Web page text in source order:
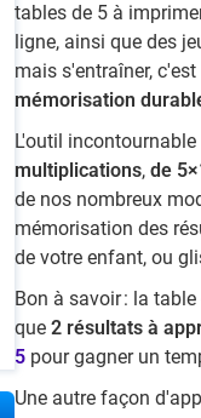
tables de 5 à
ligne, ainsi que des
mais s'entraîner,
mémorisation
L'outil
multiplications,de
de nos nombreux
mémorisation des
de votre enfant, ou
Bon à savoir : la
que2 résultats à
5 pour gagner un
Une autre façon